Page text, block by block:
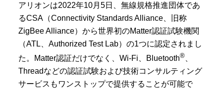
アリオンは2022年10月5日、無線規格推進団体であ
るCSA（Connectivity Standards Alliance、旧称
ZigBee Alliance）から世界初のMatter認証試験機関
（ATL、Authorized Test Lab）の1つに認定されまし
た。Matter認証だけでなく、Wi-Fi、Bluetooth®
Threadなどの認証試験および技術コンサルティング
サービスもワンストップで提供することが可能で